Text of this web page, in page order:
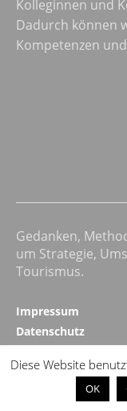
Kolleginnen und
Dadurch können
Kompetenzen
Gedanken,
um Strategie,
Tourismus.
Impressum
Datenschutz
Realizing Progress
Diese Website
OK